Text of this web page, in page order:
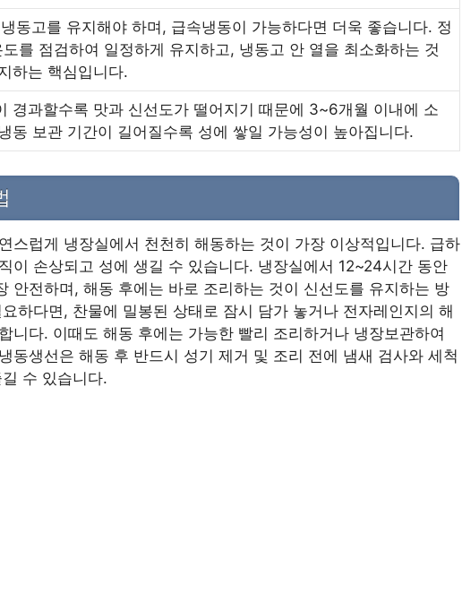
동고를 유지해야 하며, 급속냉동이 가능하다면 더욱 좋습니다. 정
를 점검하여 일정하게 유지하고, 냉동고 안 열을 최소화하는 것
하는 핵심입니다.
경과할수록 맛과 신선도가 떨어지기 때문에 3~6개월 이내에 소
동 보관 기간이 길어질수록 성에 쌓일 가능성이 높아집니다.
스럽게 냉장실에서 천천히 해동하는 것이 가장 이상적입니다. 급하
이 손상되고 성에 생길 수 있습니다. 냉장실에서 12~24시간 동안
안전하며, 해동 후에는 바로 조리하는 것이 신선도를 유지하는 방
하다면, 찬물에 밀봉된 상태로 잠시 담가 놓거나 전자레인지의 해
니다. 이때도 해동 후에는 가능한 빨리 조리하거나 냉장보관하여
동생선은 해동 후 반드시 성기 제거 및 조리 전에 냄새 검사와 세척
수 있습니다.